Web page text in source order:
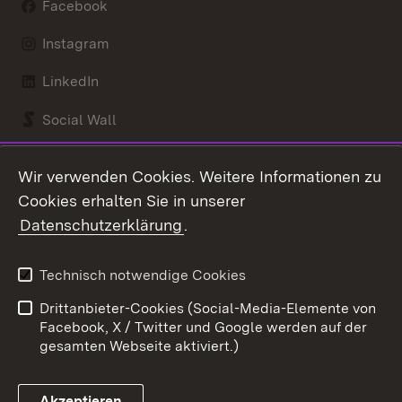
Facebook
Instagram
LinkedIn
Social Wall
Kontakt
Barrierefreiheit
Impressum
Cookies
Wir verwenden Cookies. Weitere Informationen zu
Cookies erhalten Sie in unserer
Datenschutzerklärung.
Technisch notwendige Cookies
Drittanbieter-Cookies (Social-Media-Elemente von
Facebook, X / Twitter und Google werden auf der
gesamten Webseite aktiviert.)